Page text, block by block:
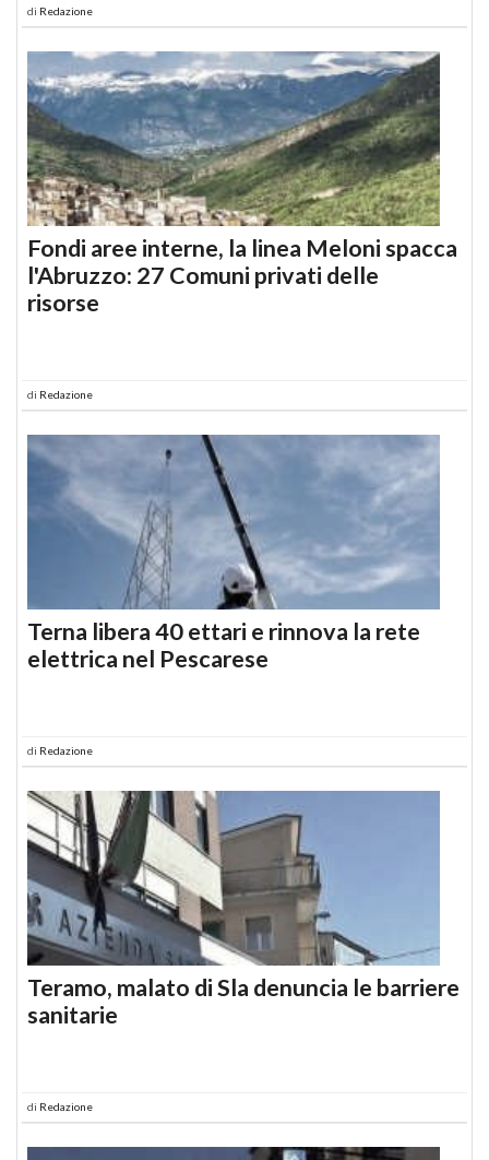
di Redazione
Fondi aree interne, la linea Meloni spacca
l'Abruzzo: 27 Comuni privati delle
risorse
di Redazione
Terna libera 40 ettari e rinnova la rete
elettrica nel Pescarese
di Redazione
Teramo, malato di Sla denuncia le barriere
sanitarie
di Redazione